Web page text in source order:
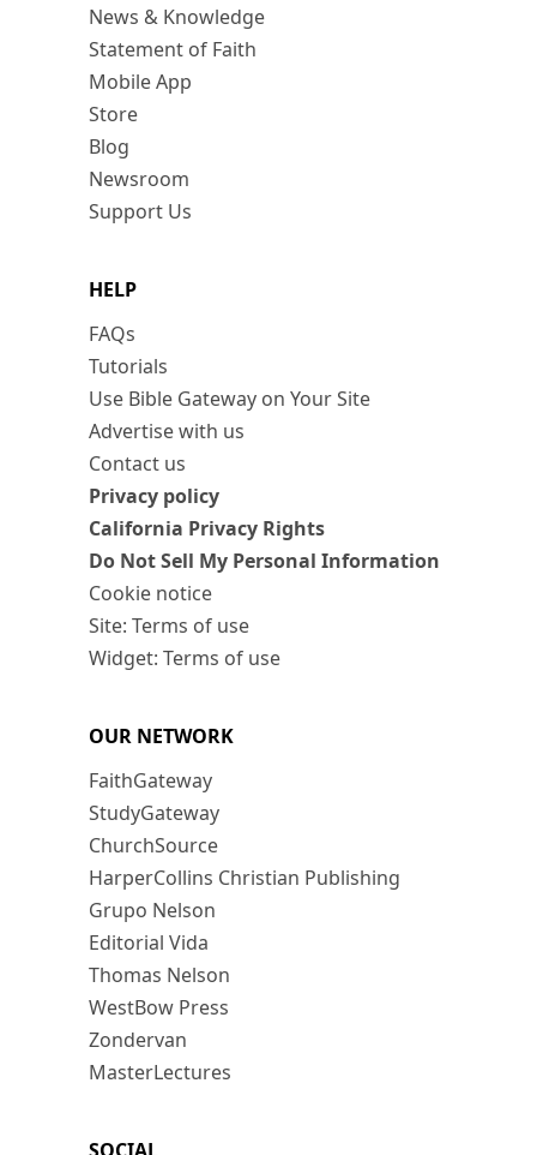
News & Knowledge
Statement of Faith
Mobile App
Store
Blog
Newsroom
Support Us
HELP
FAQs
Tutorials
Use Bible Gateway on Your Site
Advertise with us
Contact us
Privacy policy
California Privacy Rights
Do Not Sell My Personal Information
Cookie notice
Site: Terms of use
Widget: Terms of use
OUR NETWORK
FaithGateway
StudyGateway
ChurchSource
HarperCollins Christian Publishing
Grupo Nelson
Editorial Vida
Thomas Nelson
WestBow Press
Zondervan
MasterLectures